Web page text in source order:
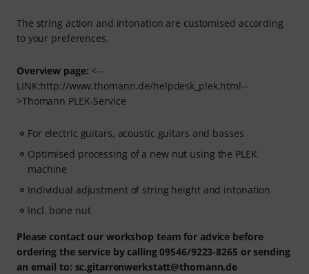
The string action and intonation are customised according
to your preferences.
Overview page: <--
LINK:http://www.thomann.de/helpdesk_plek.html--
>Thomann PLEK-Service
For electric guitars, acoustic guitars and basses
Optimised processing of a new nut using the PLEK
machine
Individual adjustment of string height and intonation
Incl. bone nut
Please contact our workshop team for advice before
ordering the service by calling 09546/9223-8265 or sending
an email to: sc.gitarrenwerkstatt@thomann.de